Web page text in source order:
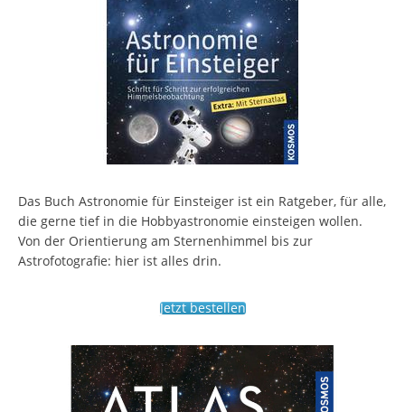
Das Buch Astronomie für Einsteiger ist ein Ratgeber, für alle,
die gerne tief in die Hobbyastronomie einsteigen wollen.
Von der Orientierung am Sternenhimmel bis zur
Astrofotografie: hier ist alles drin.
Jetzt bestellen